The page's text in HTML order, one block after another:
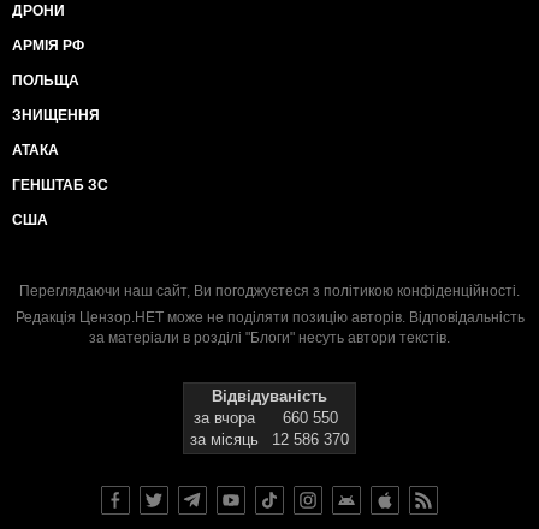
ДРОНИ
АРМІЯ РФ
ПОЛЬЩА
ЗНИЩЕННЯ
АТАКА
ГЕНШТАБ ЗС
США
Переглядаючи наш сайт, Ви погоджуєтеся з політикою конфіденційності.
Редакція Цензор.НЕТ може не поділяти позицію авторів. Відповідальність
за матеріали в розділі "Блоги" несуть автори текстів.
Відвідуваність
за вчора
660 550
за місяць
12 586 370